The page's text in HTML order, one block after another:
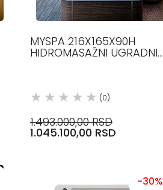
MYSPA 216X165X90H
HIDROMASAŽNI UGRADNI
(0)
1.493.000,00 RSD
1.045.100,00 RSD
-30%